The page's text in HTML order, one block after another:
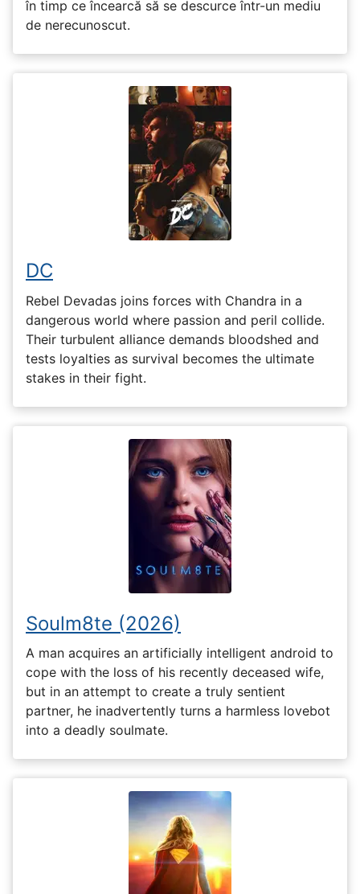
în timp ce încearcă să se descurce într-un mediu
de nerecunoscut.
DC
Rebel Devadas joins forces with Chandra in a
dangerous world where passion and peril collide.
Their turbulent alliance demands bloodshed and
tests loyalties as survival becomes the ultimate
stakes in their fight.
Soulm8te (2026)
A man acquires an artificially intelligent android to
cope with the loss of his recently deceased wife,
but in an attempt to create a truly sentient
partner, he inadvertently turns a harmless lovebot
into a deadly soulmate.